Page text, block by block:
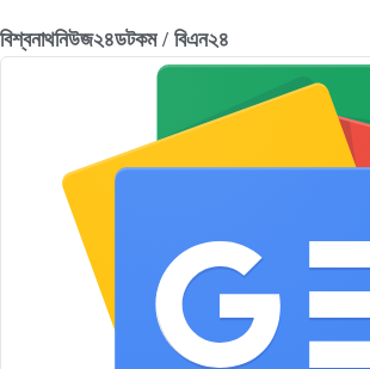
বিশ্বনাথনিউজ২৪ডটকম / বিএন২৪